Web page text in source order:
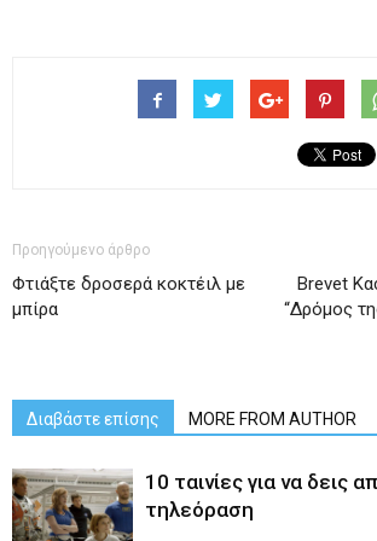
Προηγούμενο άρθρο
Φτιάξτε δροσερά κοκτέιλ με
μπίρα
Brevet
“Δρόμος
Διαβάστε επίσης MORE FROM AUTHOR
10 ταινίες για να δεις
τηλεόραση